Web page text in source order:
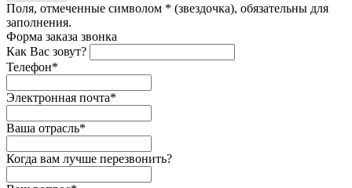
Поля, отмеченные символом * (звездочка), обязательны для
заполнения.
Форма заказа звонка
Как Вас зовут?
Телефон*
Электронная почта*
Ваша отрасль*
Когда вам лучше перезвонить?